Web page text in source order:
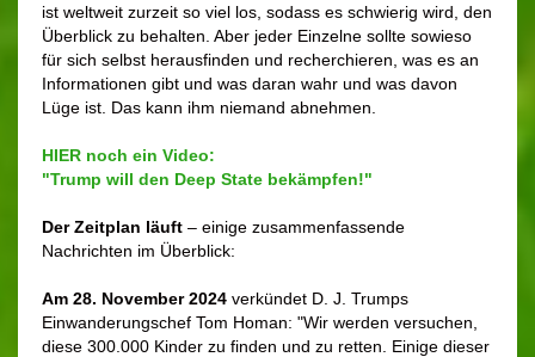
ist weltweit zurzeit so viel los, sodass es schwierig wird, den
Überblick zu behalten. Aber jeder Einzelne sollte sowieso
für sich selbst herausfinden und recherchieren, was es an
Informationen gibt und was daran wahr und was davon
Lüge ist. Das kann ihm niemand abnehmen.
HIER noch ein Video:
"Trump will den Deep State bekämpfen!"
Der Zeitplan läuft – einige zusammenfassende
Nachrichten im Überblick:
Am 28. November 2024 verkündet D. J. Trumps
Einwanderungschef Tom Homan: "Wir werden versuchen,
diese 300.000 Kinder zu finden und zu retten. Einige dieser